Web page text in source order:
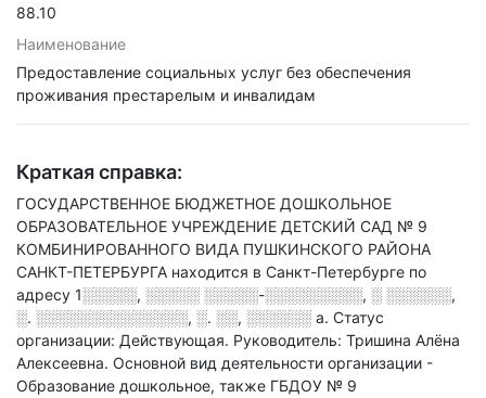
88.10
Наименование
Предоставление социальных услуг без обеспечения
проживания престарелым и инвалидам
Краткая справка:
ГОСУДАРСТВЕННОЕ БЮДЖЕТНОЕ ДОШКОЛЬНОЕ
ОБРАЗОВАТЕЛЬНОЕ УЧРЕЖДЕНИЕ ДЕТСКИЙ САД № 9
КОМБИНИРОВАННОГО ВИДА ПУШКИНСКОГО РАЙОНА
САНКТ-ПЕТЕРБУРГА находится в Санкт-Петербурге по
адресу 1░░░░░, ░░░░░ ░░░░░-░░░░░░░░░, ░ ░░░░░░,
░. ░░░░░░░░░░░░░░, ░. ░░, ░░░░░░ а. Статус
организации: Действующая. Руководитель: Тришина Алёна
Алексеевна. Основной вид деятельности организации -
Образование дошкольное, также ГБДОУ № 9